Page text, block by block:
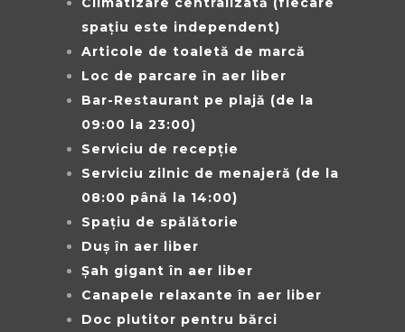
spațiu este independent)
Articole de toaletă de marcă
Loc de parcare în aer liber
Bar-Restaurant pe plajă (de la
09:00 la 23:00)
Serviciu de recepție
Serviciu zilnic de menajeră (de la
08:00 până la 14:00)
Spațiu de spălătorie
Duș în aer liber
Șah gigant în aer liber
Canapele relaxante în aer liber
Doc plutitor pentru bărci